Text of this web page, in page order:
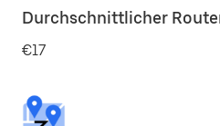
Durchschnittlicher
€17